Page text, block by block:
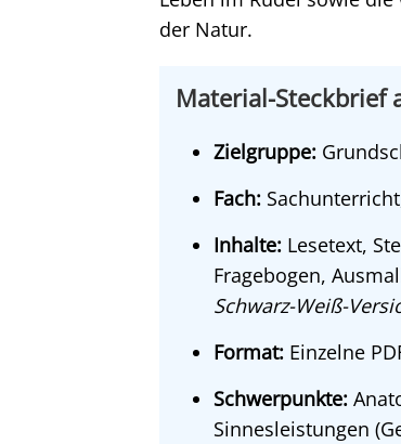
der Natur.
Material-Steckbrief
Zielgruppe:
Fach:
Inhalte: Lesetext,
Fragebogen,
Schwarz-Weiß-
Format: Einzelne
Schwerpunkte:
Sinnesleistungen